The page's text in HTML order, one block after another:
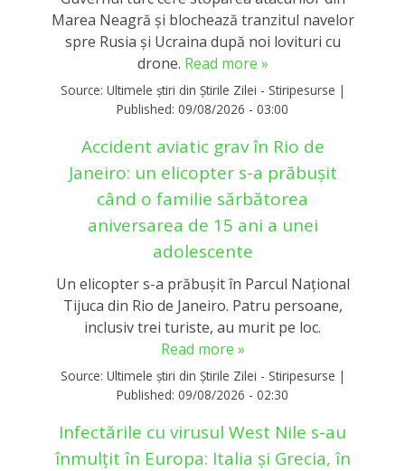
Marea Neagră și blochează tranzitul navelor
spre Rusia și Ucraina după noi lovituri cu
drone. Read more »
Source: Ultimele știri din Știrile Zilei - Stiripesurse |
Published: 09/08/2026 - 03:00
Accident aviatic grav în Rio de
Janeiro: un elicopter s-a prăbușit
când o familie sărbătorea
aniversarea de 15 ani a unei
adolescente
Un elicopter s-a prăbușit în Parcul Național
Tijuca din Rio de Janeiro. Patru persoane,
inclusiv trei turiste, au murit pe loc.
Read more »
Source: Ultimele știri din Știrile Zilei - Stiripesurse |
Published: 09/08/2026 - 02:30
Infectările cu virusul West Nile s-au
înmulțit în Europa: Italia și Grecia, în